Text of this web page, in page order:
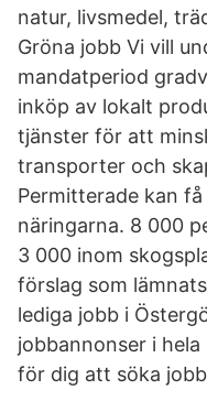
natur, livsmedel,
Gröna jobb Vi vill
mandatperiod
inköp av lokalt
tjänster för att
transporter och
Permitterade kan
näringarna. 8 000
3 000 inom
förslag som
lediga jobb i
jobbannonser i
för dig att söka